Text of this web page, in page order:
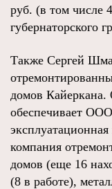
руб. (в том числе
губернаторского
Также Сергей
домов Кайеркана.
обеспечивает
компания
домов (еще 16
(8 в работе),